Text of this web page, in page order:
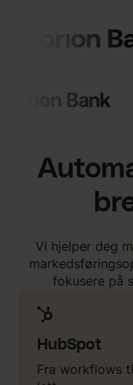
Vi hjelper deg
fokusere på
HubSpot
Fra workflows